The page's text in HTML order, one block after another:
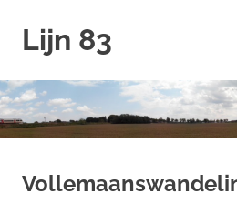
naar
inhoud
Lijn 83